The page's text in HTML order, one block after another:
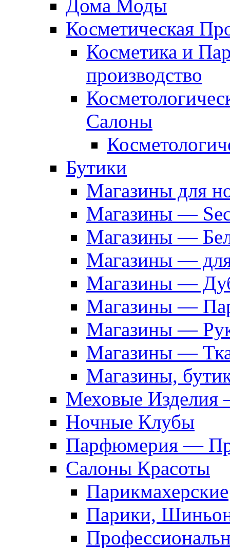
Дома Моды
Косметическая
Косметика и
производство
Салоны
Бутики
Магазины для
Магазины —
Магазины —
Магазины —
Магазины —
Магазины —
Магазины —
Магазины —
Магазины,
Меховые Изделия
Ночные Клубы
Парфюмерия —
Салоны Красоты
Парикмахерские
Парики,